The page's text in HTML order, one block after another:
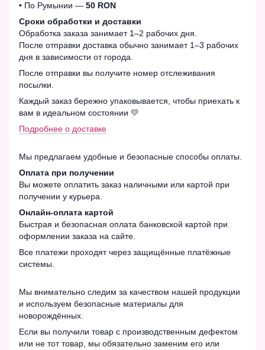
• По Румынии — 50 RON
Сроки обработки и доставки
Обработка заказа занимает 1–2 рабочих дня.
После отправки доставка обычно занимает 1–3 рабочих
дня в зависимости от города.
После отправки вы получите номер отслеживания
посылки.
Каждый заказ бережно упаковывается, чтобы приехать к
вам в идеальном состоянии 💛
Подробнее о доставке
Мы предлагаем удобные и безопасные способы оплаты.
Оплата при получении
Вы можете оплатить заказ наличными или картой при
получении у курьера.
Онлайн-оплата картой
Быстрая и безопасная оплата банковской картой при
оформлении заказа на сайте.
Все платежи проходят через защищённые платёжные
системы.
Мы внимательно следим за качеством нашей продукции
и используем безопасные материалы для
новорождённых.
Если вы получили товар с производственным дефектом
или не тот товар, мы обязательно заменим его или